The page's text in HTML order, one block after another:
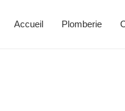
Accueil Plomberie